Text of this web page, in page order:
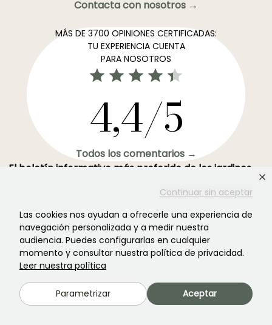
Continuar sin aceptar
Las cookies nos ayudan a ofrecerle una experiencia de
navegación personalizada y a medir nuestra
audiencia. Puedes configurarlas en cualquier
momento y consultar nuestra política de privacidad.
Leer nuestra política
Parametrizar Aceptar
Contacta con nosotros →
MÁS DE 3700 OPINIONES CERTIFICADAS:
TU EXPERIENCIA CUENTA
PARA NOSOTROS
4,4/5
Todos los comentarios →
El boletín informativo más preferido de los jardines →
Recibe nuestros consejos y ofertas para disfrutar de tu
Este formulario está protegido por reCAPTCHA. Se aplican lapolítica de